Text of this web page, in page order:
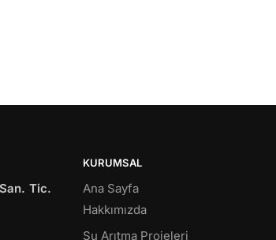
Tic.
KURUMSAL
Ana Sayfa
Hakkımızda
Su Arıtma Projeleri